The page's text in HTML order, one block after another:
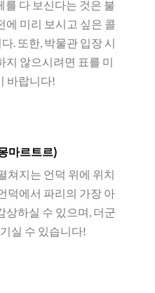
를 다 보신다는 것은 불
에 미리 보시고 싶은 콜
. 또한, 박물관 입장 시
지 않으시려면 표를 미
바랍니다!
마르트르)
쳐지는 언덕 위에 위치
덕에서 파리의 가장 아
상하실 수 있으며, 더군
실 수 있습니다!